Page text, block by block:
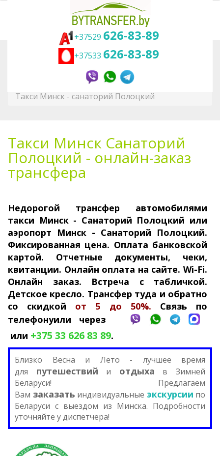
+37529 626-83-89
+37533 626-83-89
Главная
Санатории Белоруссии
Трансфер Минск - санаторий Полоцкий,
Такси Минск - санаторий Полоцкий
Такси Минск Санаторий
Полоцкий - онлайн-заказ
трансфера
Недорогой трансфер авто­моби­лями
такси Минск - Санаторий Полоцкий или
аэропорт Минск - Санаторий Полоцкий.
Фикси­рован­ная цена. Оплата банковской
картой. Отчетные документы, чеки,
квитанции. Онлайн оплата на сайте. Wi-Fi.
Онлайн заказ. Встреча с табличкой.
Детское кресло. Трансфер туда и обратно
со скидкой от 5 до 50%.
Связь по
телефонуили через
или +375 33 626 83 89.
Близко Весна и Лето - лучшее время
для путешествий и отдыха в Зимней
Беларуси! Предлагаем
Вам заказать индивидуальные экскурсии по
Беларуси с выездом из Минска. Подробности
уточняйте у диспетчера!